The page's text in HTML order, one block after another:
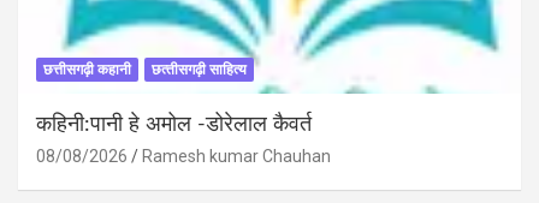
छत्तीसगढ़ी कहानी छत्‍तीसगढ़ी साहित्‍य
कहिनी:पानी हे अमोल -डोरेलाल कैवर्त
08/08/2026 Ramesh kumar Chauhan